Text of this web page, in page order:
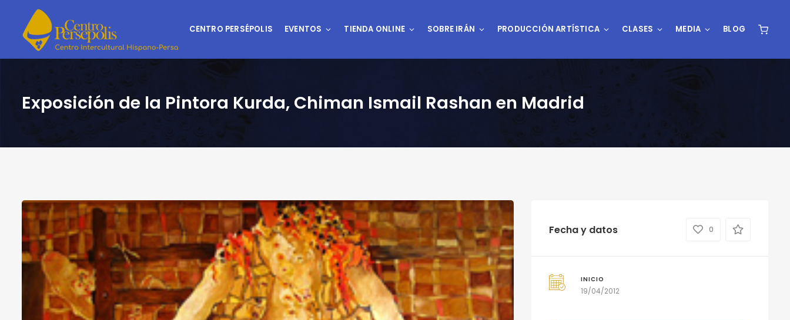
CENTRO PERSÉPOLIS EVENTOS TIENDA ONLINE SOBRE IRÁN PRODUCCIÓN ARTÍSTICA CLASES MEDIA BLOG
Exposición de la Pintora Kurda, Chiman Ismail Rashan en Madrid
Fecha y datos 0
INICIO
19/04/2012